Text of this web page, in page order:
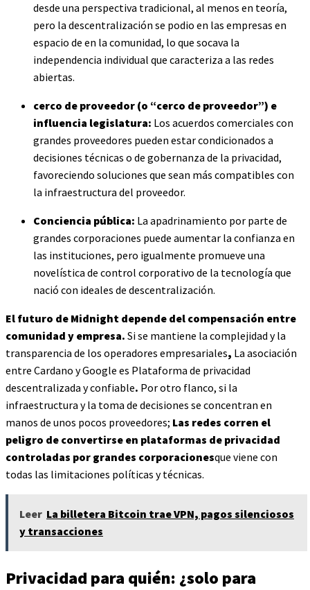
desde una perspectiva tradicional, al menos en teoría,
pero la descentralización se podio en las empresas en
espacio de en la comunidad, lo que socava la
independencia individual que caracteriza a las redes
abiertas.
cerco de proveedor (o “cerco de proveedor”) e
influencia legislatura: Los acuerdos comerciales con
grandes proveedores pueden estar condicionados a
decisiones técnicas o de gobernanza de la privacidad,
favoreciendo soluciones que sean más compatibles con
la infraestructura del proveedor.
Conciencia pública: La apadrinamiento por parte de
grandes corporaciones puede aumentar la confianza en
las instituciones, pero igualmente promueve una
novelística de control corporativo de la tecnología que
nació con ideales de descentralización.
El futuro de Midnight depende del compensación entre
comunidad y empresa. Si se mantiene la complejidad y la
transparencia de los operadores empresariales, La asociación
entre Cardano y Google es Plataforma de privacidad
descentralizada y confiable. Por otro flanco, si la
infraestructura y la toma de decisiones se concentran en
manos de unos pocos proveedores; Las redes corren el
peligro de convertirse en plataformas de privacidad
controladas por grandes corporacionesque viene con
todas las limitaciones políticas y técnicas.
Leer La billetera Bitcoin trae VPN, pagos silenciosos
y transacciones
Privacidad para quién: ¿solo para